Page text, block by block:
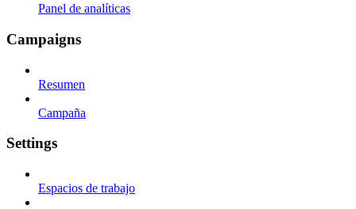
Panel de analíticas
Campaigns
Resumen
Campaña
Settings
Espacios de trabajo